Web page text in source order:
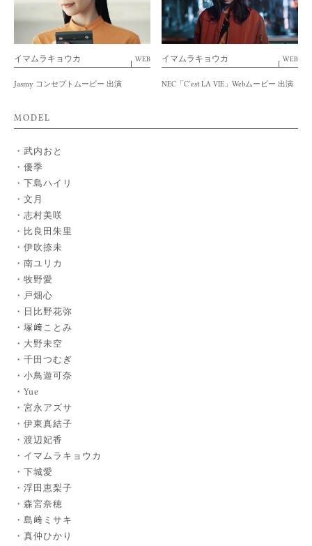
イマムラキョウカ WEB
Jasmy コンセプトムービー 出演
イマムラキョウカ WEB
NEC「C’est LA VIE」Webムービー 出演
MODEL
武内おと
優季
下島ハイリ
文月
志村美咲
比良田朱里
伊吹捺未
南ユリカ
牧野愛
戸畑心
日比野花弥
塚﨑ことみ
大野未空
千田つむぎ
小鳥遊可奈
Yue
宮永アズサ
伊東真結子
渡辺妃香
イマムラキョウカ
下城愛
浮田恵梨子
森宮奈穂
島﨑ミサキ
真仲ひかり